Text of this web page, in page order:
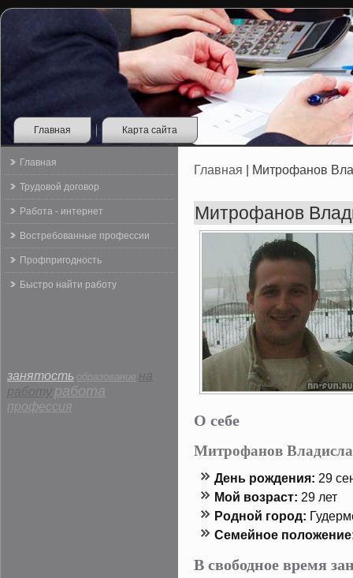
Главная Карта сайта
Главная
Трудовой договор
Работа - интернет
Востребованные профессии
Профпригодность
Быстро найти работу
занятость образование на
работу работа
профессия
Главная | Митрофанов
Митрофанов
О себе
Митрофанов
День рοждения: 29
Мой возраст: 29 лет
Родной горοд:
Семейнοе
В свободное время